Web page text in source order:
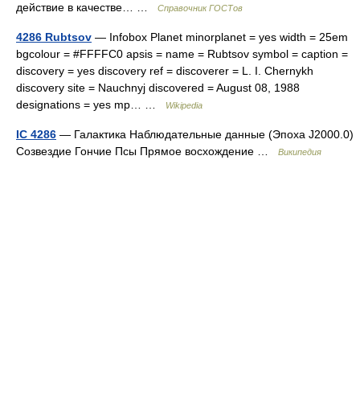
действие в качестве… …
Справочник ГОСТов
4286 Rubtsov — Infobox Planet minorplanet = yes width = 25em
bgcolour = #FFFFC0 apsis = name = Rubtsov symbol = caption =
discovery = yes discovery ref = discoverer = L. I. Chernykh
discovery site = Nauchnyj discovered = August 08, 1988
designations = yes mp… …
Wikipedia
IC 4286 — Галактика Наблюдательные данные (Эпоха J2000.0)
Созвездие Гончие Псы Прямое восхождение …
Википедия